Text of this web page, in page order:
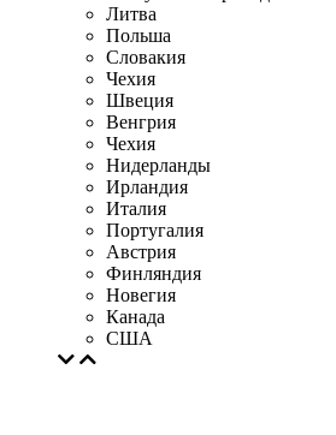
Литва
Польша
Словакия
Чехия
Швеция
Венгрия
Чехия
Нидерланды
Ирландия
Италия
Португалия
Австрия
Финляндия
Новегия
Канада
США